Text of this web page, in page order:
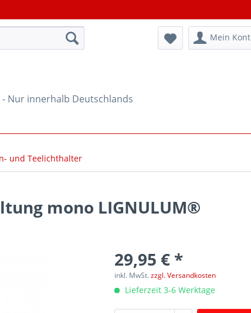
Mein
- Nur innerhalb Deutschlands
und Teelichthalter
mono LIGNULUM®
29,95 € *
inkl. MwSt.zzgl. Versandkosten
Lieferzeit 3-6 Werktage